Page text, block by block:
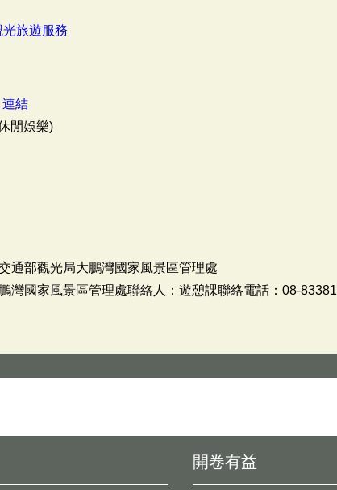
旅遊服務
連結
閒娛樂)
通部觀光局大鵬灣國家風景區管理處
灣國家風景區管理處聯絡人：遊憩課聯絡電話：08-
開卷有益